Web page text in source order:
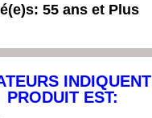
55 ans et Plus
INDIQUENT
PRODUIT EST: